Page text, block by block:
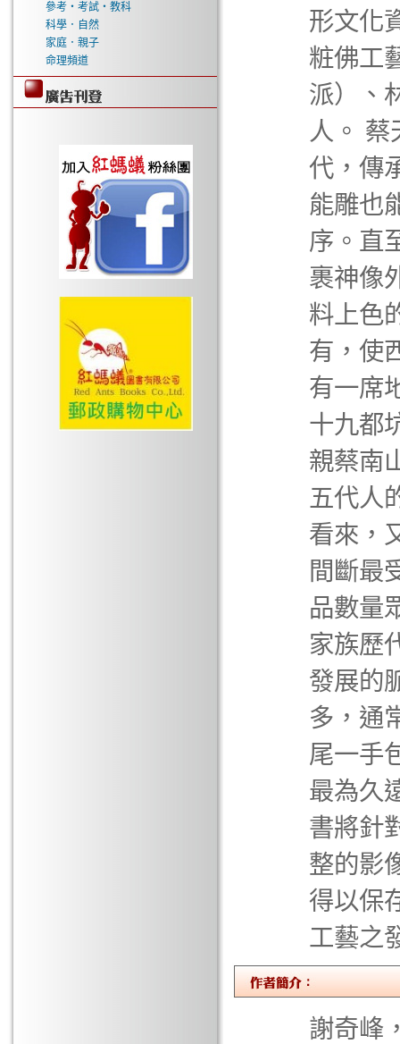
參考‧考試‧教科
科學．自然
家庭．親子
命理頻道
形文化
粧佛工
派）、
人。
代，傳
能雕也
序。直
裹神像
料上色
有，使
有一席
十九都
親蔡南
五代人
看來，
間斷最
品數量
家族歷
發展的
多，通
尾一手
最為久
書將針
整的影
得以保
工藝之
謝奇峰